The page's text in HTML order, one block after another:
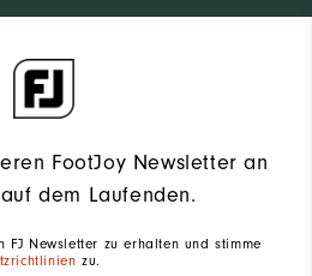
FootJoy Newsletter an
dem Laufenden.
FJ Newsletter zu erhalten und stimme
zu.